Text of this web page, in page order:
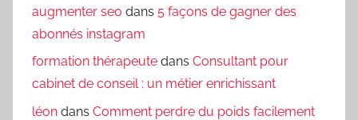
augmenter seo dans 5 façons de gagner des
abonnés instagram
formation thérapeute dans Consultant pour
cabinet de conseil : un métier enrichissant
léon dans Comment perdre du poids facilement